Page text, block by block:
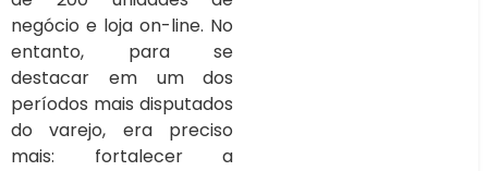
negócio e loja on-line. No
entanto, para se
destacar em um dos
períodos mais disputados
do varejo, era preciso
mais: fortalecer a